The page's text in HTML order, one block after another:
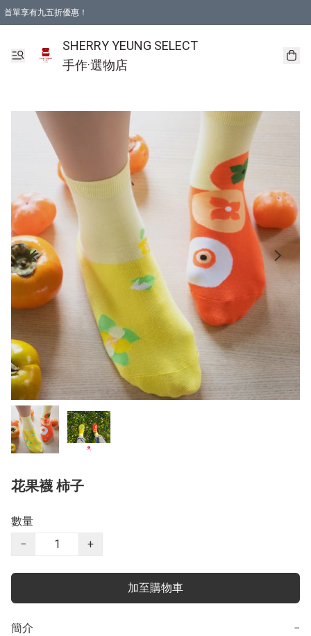
首單享有九五折優惠！
SHERRY YEUNG SELECT
手作·選物店
花果襪 柿子
數量
−
+
加至購物車
簡介 −